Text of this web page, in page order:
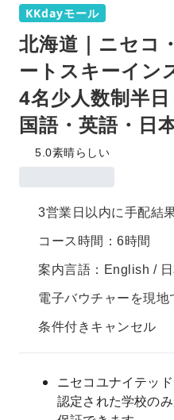
KKdayモール
北海道｜ニセコ
ートスキーイン
4名少人数制半
国語・英語・日
5.0素晴らしい
3営業日以内に手配結
コース時間：6時間
案内言語：English /
電子バウチャーを現地
条件付きキャンセル
ニセコユナイテッ
認定された学校の